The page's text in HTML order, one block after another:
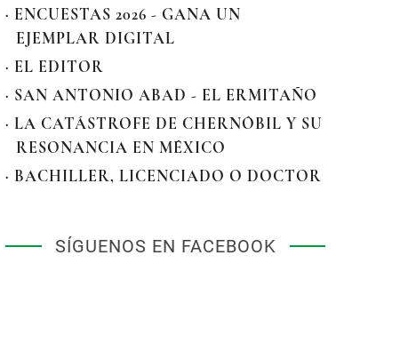
· ENCUESTAS 2026 - GANA UN
EJEMPLAR DIGITAL
· EL EDITOR
· SAN ANTONIO ABAD - EL ERMITAÑO
· LA CATÁSTROFE DE CHERNÓBIL Y SU
RESONANCIA EN MÉXICO
· BACHILLER, LICENCIADO O DOCTOR
SÍGUENOS EN FACEBOOK